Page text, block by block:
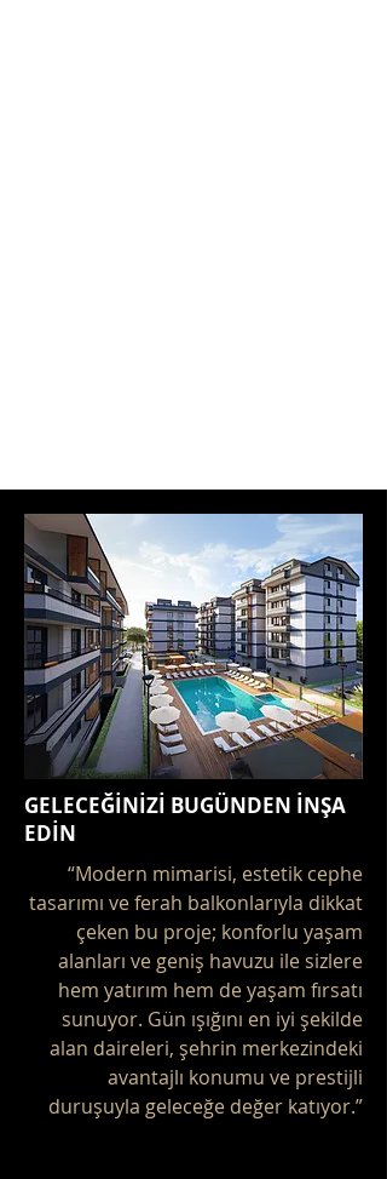
GELECEĞİNİZİ BUGÜNDEN İNŞA
EDİN
“Modern mimarisi, estetik cephe
tasarımı ve ferah balkonlarıyla dikkat
çeken bu proje; konforlu yaşam
alanları ve geniş havuzu ile sizlere
hem yatırım hem de yaşam fırsatı
sunuyor. Gün ışığını en iyi şekilde
alan daireleri, şehrin merkezindeki
avantajlı konumu ve prestijli
duruşuyla geleceğe değer katıyor.”